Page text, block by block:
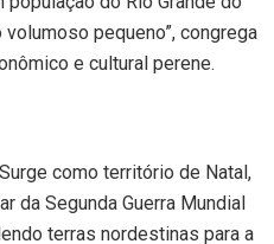
pequeno”, congrega
e cultural perene.
como território de Natal,
da Segunda Guerra Mundial
terras nordestinas para a